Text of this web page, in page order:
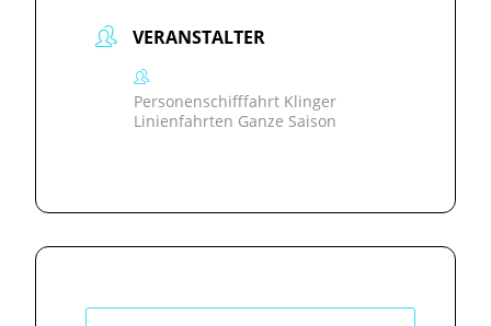
VERANSTALTER
Personenschifffahrt Klinger
Linienfahrten Ganze Saison